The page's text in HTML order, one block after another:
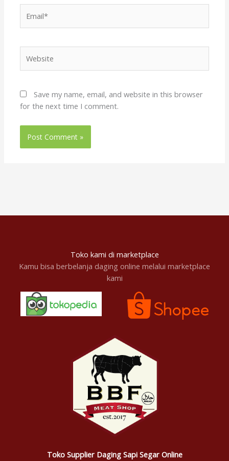
Save my name, email, and website in this browser
for the next time I comment.
Toko kami di marketplace
Kamu bisa berbelanja daging online melalui marketplace
kami
Toko Supplier Daging Sapi Segar Online